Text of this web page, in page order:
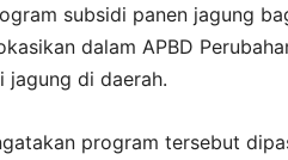
subsidi panen jagung
dalam APBD
jagung di daerah.
program tersebut